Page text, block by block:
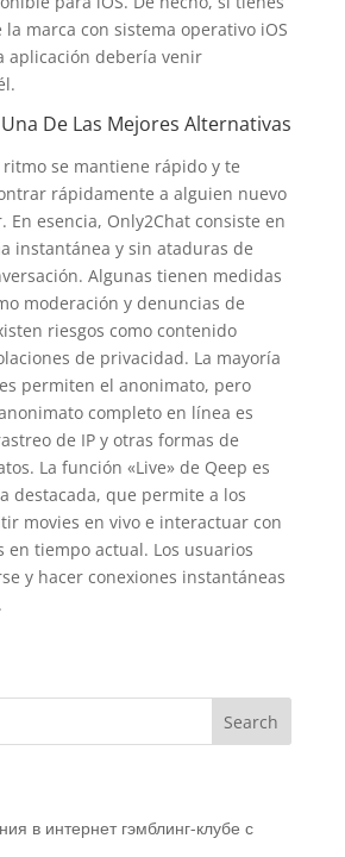
marca con sistema operativo iOS
aplicación debería venir
De Las Mejores Alternativas
ritmo se mantiene rápido y te
rápidamente a alguien nuevo
En esencia, Only2Chat consiste en
instantánea y sin ataduras de
Algunas tienen medidas
moderación y denuncias de
riesgos como contenido
de privacidad. La mayoría
permiten el anonimato, pero
completo en línea es
de IP y otras formas de
La función «Live» de Qeep es
destacada, que permite a los
movies en vivo e interactuar con
en tiempo actual. Los usuarios
y hacer conexiones instantáneas
в интернет гэмблинг-клубе с